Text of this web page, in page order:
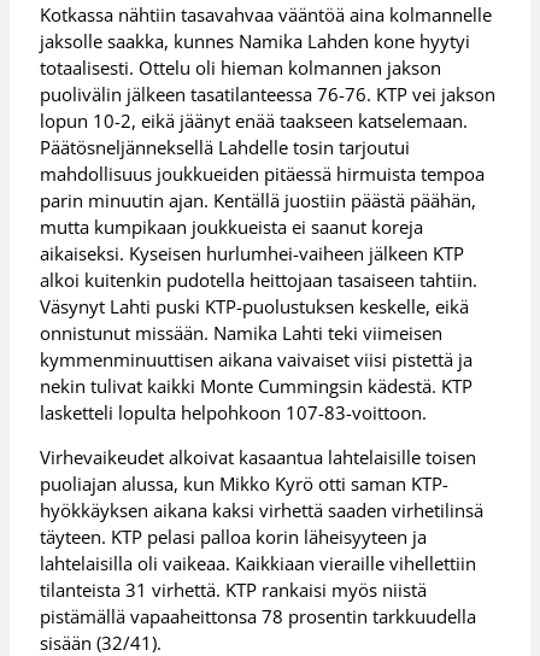
Kotkassa nähtiin tasavahvaa vääntöä aina kolmannelle
jaksolle saakka, kunnes Namika Lahden kone hyytyi
totaalisesti. Ottelu oli hieman kolmannen jakson
puolivälin jälkeen tasatilanteessa 76-76. KTP vei jakson
lopun 10-2, eikä jäänyt enää taakseen katselemaan.
Päätösneljänneksellä Lahdelle tosin tarjoutui
mahdollisuus joukkueiden pitäessä hirmuista tempoa
parin minuutin ajan. Kentällä juostiin päästä päähän,
mutta kumpikaan joukkueista ei saanut koreja
aikaiseksi. Kyseisen hurlumhei-vaiheen jälkeen KTP
alkoi kuitenkin pudotella heittojaan tasaiseen tahtiin.
Väsynyt Lahti puski KTP-puolustuksen keskelle, eikä
onnistunut missään. Namika Lahti teki viimeisen
kymmenminuuttisen aikana vaivaiset viisi pistettä ja
nekin tulivat kaikki Monte Cummingsin kädestä. KTP
lasketteli lopulta helpohkoon 107-83-voittoon.
Virhevaikeudet alkoivat kasaantua lahtelaisille toisen
puoliajan alussa, kun Mikko Kyrö otti saman KTP-
hyökkäyksen aikana kaksi virhettä saaden virhetilinsä
täyteen. KTP pelasi palloa korin läheisyyteen ja
lahtelaisilla oli vaikeaa. Kaikkiaan vieraille vihellettiin
tilanteista 31 virhettä. KTP rankaisi myös niistä
pistämällä vapaaheittonsa 78 prosentin tarkkuudella
sisään (32/41).